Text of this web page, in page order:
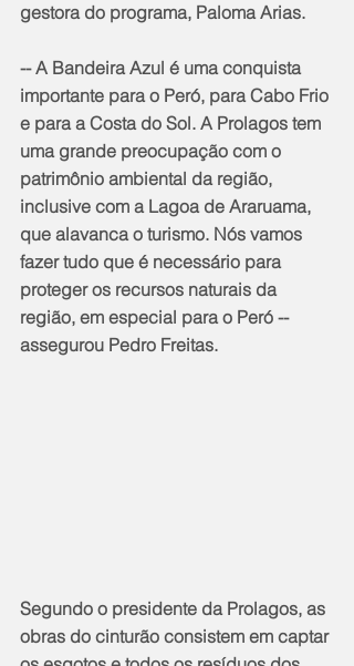
gestora do programa, Paloma Arias.
-- A Bandeira Azul é uma conquista
importante para o Peró, para Cabo Frio
e para a Costa do Sol. A Prolagos tem
uma grande preocupação com o
patrimônio ambiental da região,
inclusive com a Lagoa de Araruama,
que alavanca o turismo. Nós vamos
fazer tudo que é necessário para
proteger os recursos naturais da
região, em especial para o Peró --
assegurou Pedro Freitas.
Segundo o presidente da Prolagos, as
obras do cinturão consistem em captar